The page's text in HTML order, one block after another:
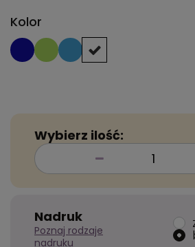
Kolor
Wybierz ilość:
Nadruk
Poznaj rodzaje
nadruku